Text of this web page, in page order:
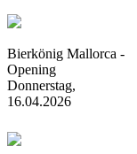
Bierkönig Mallorca -
Opening
Donnerstag,
16.04.2026